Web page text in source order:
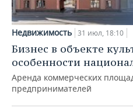
Недвижимость 31 июл, 18:10
Бизнес в объекте
особенности
Аренда коммерческих
предпринимателей